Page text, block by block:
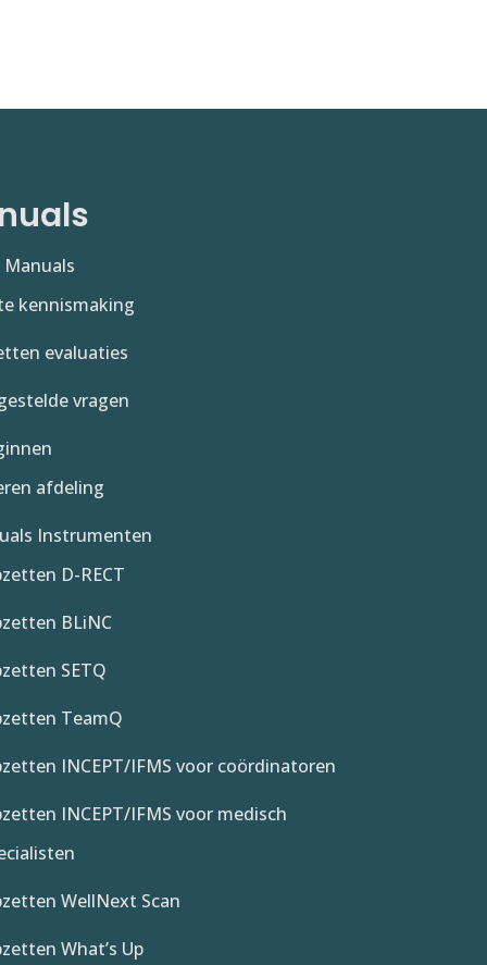
kennismaking
evaluaties
vragen
afdeling
Instrumenten
D-RECT
BLiNC
SETQ
TeamQ
INCEPT/IFMS voor coördinatoren
INCEPT/IFMS voor medisch
WellNext Scan
What’s Up